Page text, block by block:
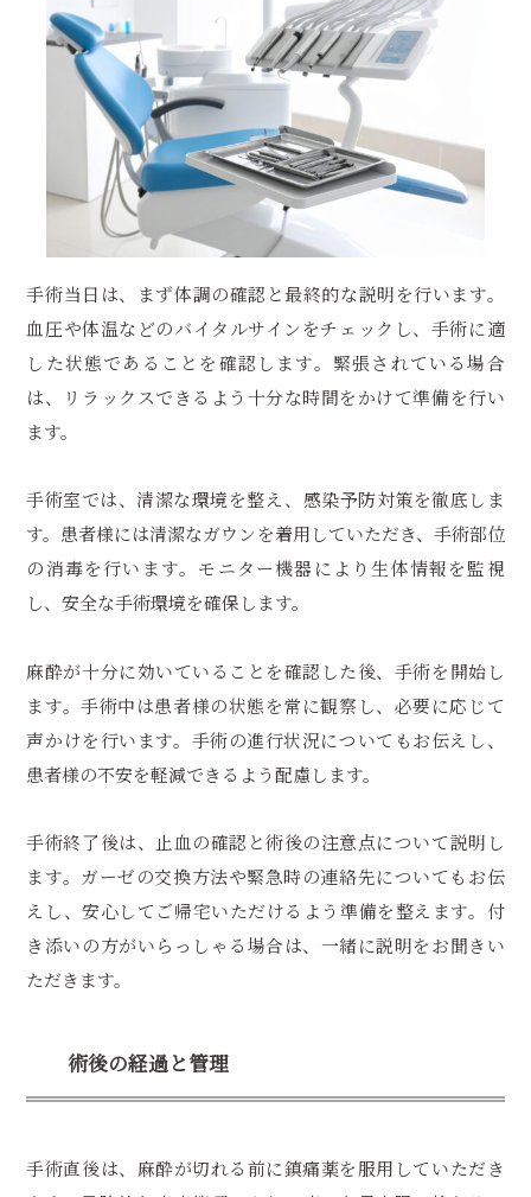
手術当日は、まず体調の確認と最終的な説明を行います。
血圧や体温などのバイタルサインをチェックし、手術に適
した状態であることを確認します。緊張されている場合
は、リラックスできるよう十分な時間をかけて準備を行い
ます。
手術室では、清潔な環境を整え、感染予防対策を徹底しま
す。患者様には清潔なガウンを着用していただき、手術部位
の消毒を行います。モニター機器により生体情報を監視
し、安全な手術環境を確保します。
麻酔が十分に効いていることを確認した後、手術を開始し
ます。手術中は患者様の状態を常に観察し、必要に応じて
声かけを行います。手術の進行状況についてもお伝えし、
患者様の不安を軽減できるよう配慮します。
手術終了後は、止血の確認と術後の注意点について説明し
ます。ガーゼの交換方法や緊急時の連絡先についてもお伝
えし、安心してご帰宅いただけるよう準備を整えます。付
き添いの方がいらっしゃる場合は、一緒に説明をお聞きい
ただきます。
術後の経過と管理
手術直後は、麻酔が切れる前に鎮痛薬を服用していただき